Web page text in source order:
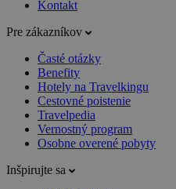
Kontakt
Pre zákazníkov
Časté otázky
Benefity
Hotely na Travelkingu
Cestovné poistenie
Travelpedia
Vernostný program
Osobne overené pobyty
Inšpirujte sa